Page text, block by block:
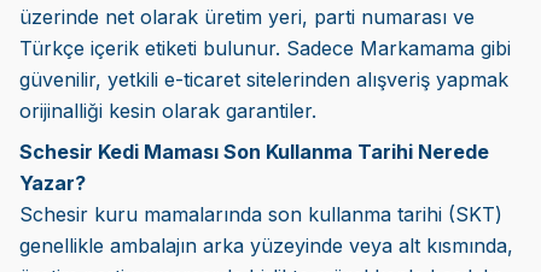
üzerinde net olarak üretim yeri, parti numarası ve
Türkçe içerik etiketi bulunur. Sadece Markamama gibi
güvenilir, yetkili e-ticaret sitelerinden alışveriş yapmak
orijinalliği kesin olarak garantiler.
Schesir Kedi Maması Son Kullanma Tarihi Nerede
Yazar?
Schesir kuru mamalarında son kullanma tarihi (SKT)
genellikle ambalajın arka yüzeyinde veya alt kısmında,